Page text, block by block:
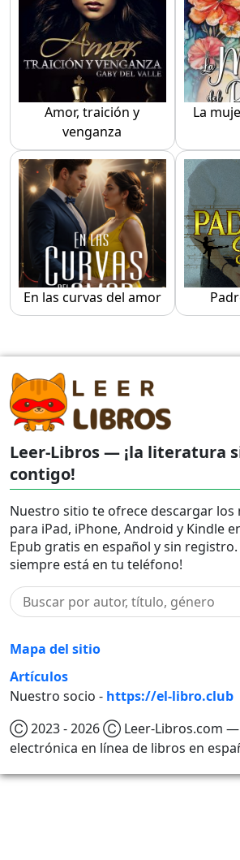
Amor, traición y
venganza
La
En las curvas del amor
Leer-Libros — ¡la literatura
contigo!
Nuestro sitio te ofrece descargar los
para iPad, iPhone, Android y Kindle
Epub gratis en español y sin registro.
siempre está en tu teléfono!
Mapa del sitio
Artículos
Nuestro socio - https://el-libro.club
Ⓒ 2023 - 2026 Ⓒ Leer-Libros.com —
electrónica en línea de libros en